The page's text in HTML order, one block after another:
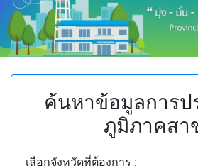
ค้นหาข้อมูลการป
ภูมิภาคสา
เลือกจังหวัดที่ต้องการ :